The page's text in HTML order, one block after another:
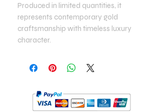
Produced in limited quantities, it
represents contemporary gold
craftsmanship with timeless luxury
character.